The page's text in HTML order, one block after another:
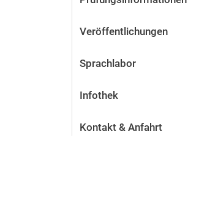
Veröffentlichungen
Sprachlabor
Infothek
Kontakt & Anfahrt